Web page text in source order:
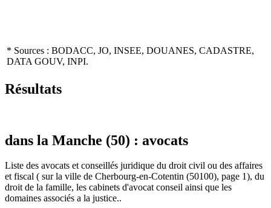
* Sources : BODACC, JO, INSEE, DOUANES, CADASTRE,
DATA GOUV, INPI.
Résultats
dans la Manche (50) : avocats
Liste des avocats et conseillés juridique du droit civil ou des affaires
et fiscal ( sur la ville de Cherbourg-en-Cotentin (50100), page 1), du
droit de la famille, les cabinets d'avocat conseil ainsi que les
domaines associés a la justice..